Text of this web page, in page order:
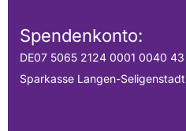
Spendenkonto:
DE07 5065 2124 0001 0040 43
Sparkasse Langen-Seligenstadt